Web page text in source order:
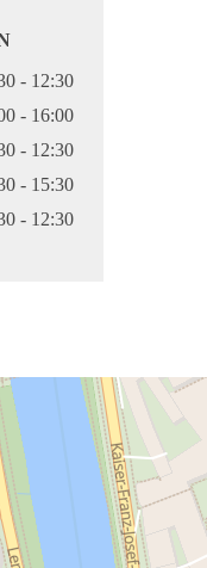
- 12:30
- 16:00
- 12:30
- 15:30
- 12:30